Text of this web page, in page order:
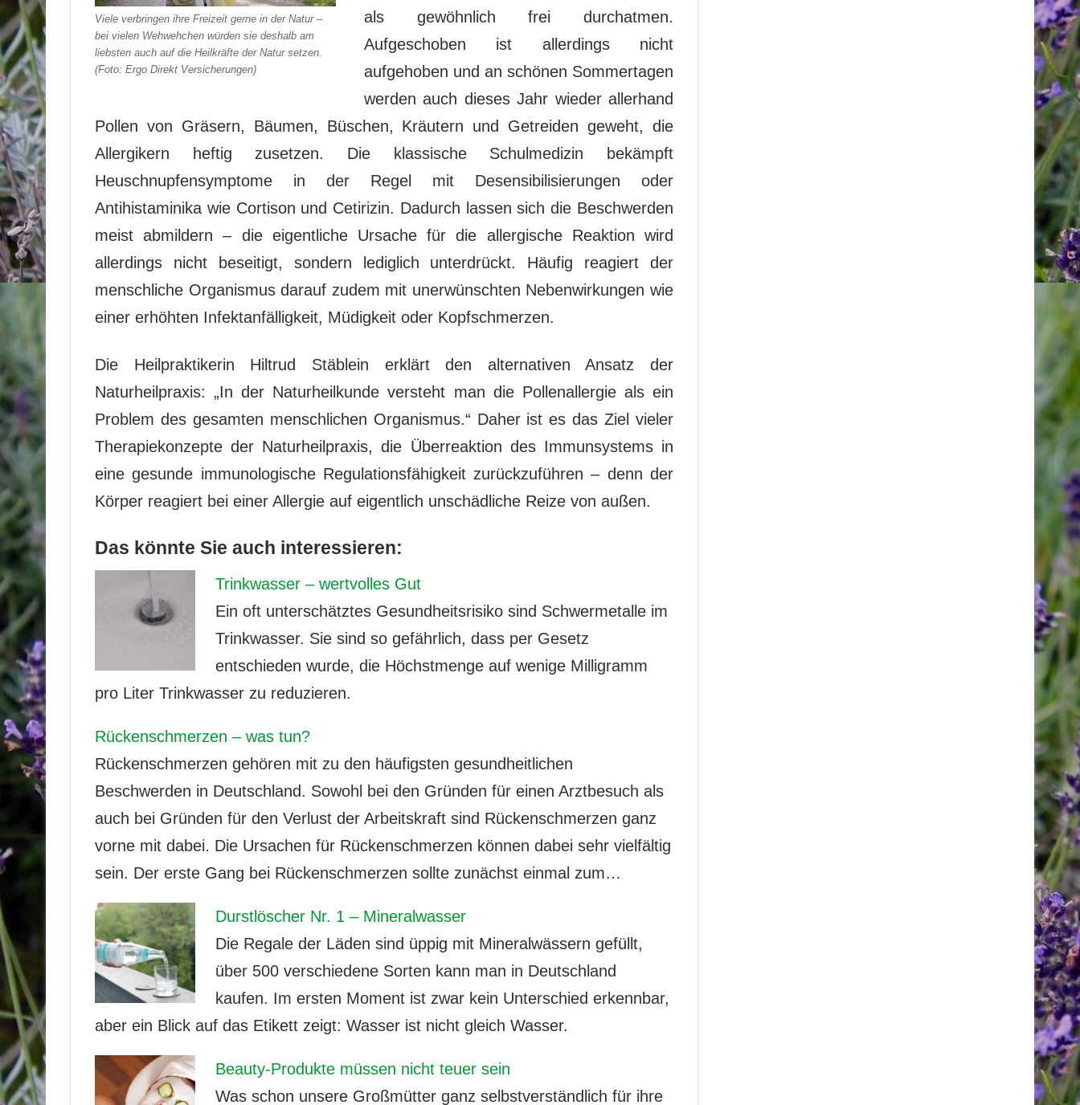
Viele verbringen ihre Freizeit gerne in der Natur –
bei vielen Wehwehchen würden sie deshalb am
liebsten auch auf die Heilkräfte der Natur setzen.
(Foto: Ergo Direkt Versicherungen)
als gewöhnlich frei durchatmen.
Aufgeschoben ist allerdings nicht
aufgehoben und an schönen Sommertagen
werden auch dieses Jahr wieder allerhand
Pollen von Gräsern, Bäumen, Büschen, Kräutern und Getreiden geweht, die
Allergikern heftig zusetzen. Die klassische Schulmedizin bekämpft
Heuschnupfensymptome in der Regel mit Desensibilisierungen oder
Antihistaminika wie Cortison und Cetirizin. Dadurch lassen sich die Beschwerden
meist abmildern – die eigentliche Ursache für die allergische Reaktion wird
allerdings nicht beseitigt, sondern lediglich unterdrückt. Häufig reagiert der
menschliche Organismus darauf zudem mit unerwünschten Nebenwirkungen wie
einer erhöhten Infektanfälligkeit, Müdigkeit oder Kopfschmerzen.
Die Heilpraktikerin Hiltrud Stäblein erklärt den alternativen Ansatz der
Naturheilpraxis: „In der Naturheilkunde versteht man die Pollenallergie als ein
Problem des gesamten menschlichen Organismus.“ Daher ist es das Ziel vieler
Therapiekonzepte der Naturheilpraxis, die Überreaktion des Immunsystems in
eine gesunde immunologische Regulationsfähigkeit zurückzuführen – denn der
Körper reagiert bei einer Allergie auf eigentlich unschädliche Reize von außen.
Das könnte Sie auch interessieren:
Trinkwasser – wertvolles Gut
Ein oft unterschätztes Gesundheitsrisiko sind Schwermetalle im
Trinkwasser. Sie sind so gefährlich, dass per Gesetz
entschieden wurde, die Höchstmenge auf wenige Milligramm
pro Liter Trinkwasser zu reduzieren.
Rückenschmerzen – was tun?
Rückenschmerzen gehören mit zu den häufigsten gesundheitlichen
Beschwerden in Deutschland. Sowohl bei den Gründen für einen Arztbesuch als
auch bei Gründen für den Verlust der Arbeitskraft sind Rückenschmerzen ganz
vorne mit dabei. Die Ursachen für Rückenschmerzen können dabei sehr vielfältig
sein. Der erste Gang bei Rückenschmerzen sollte zunächst einmal zum…
Durstlöscher Nr. 1 – Mineralwasser
Die Regale der Läden sind üppig mit Mineralwässern gefüllt,
über 500 verschiedene Sorten kann man in Deutschland
kaufen. Im ersten Moment ist zwar kein Unterschied erkennbar,
aber ein Blick auf das Etikett zeigt: Wasser ist nicht gleich Wasser.
Beauty-Produkte müssen nicht teuer sein
Was schon unsere Großmütter ganz selbstverständlich für ihre